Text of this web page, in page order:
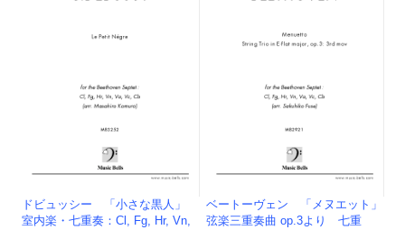
ドビュッシー 「小さな黒人」
室内楽・七重奏：Cl, Fg, Hr, Vn,
ベートーヴェン 「メヌエット」
弦楽三重奏曲 op.3より 七重